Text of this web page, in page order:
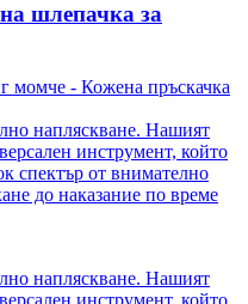
шлепачка за
напляскване. Нашият
инструмент, който
спектър от внимателно
до наказание по време
напляскване. Нашият